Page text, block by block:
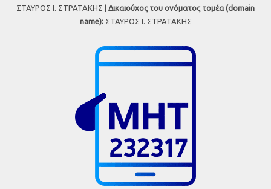
ΣΤΑΥΡΟΣ Ι. ΣΤΡΑΤΑΚΗΣ | Δικαιούχος του ονόματος τομέα (domain
name):ΣΤΑΥΡΟΣ Ι. ΣΤΡΑΤΑΚΗΣ